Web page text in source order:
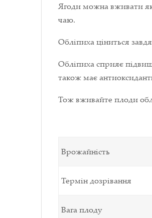
Ягоди можна вживати як
чаю.
Обліпиха ціниться
Обліпиха сприяє
також має
Тож вживайте плоди
Врожайність
Термін дозрівання
Вага плоду